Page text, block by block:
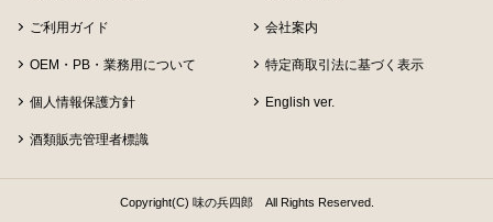
ご利用ガイド 会社案内
OEM・PB・業務用について 特定商取引法に基づく表示
個人情報保護方針 English ver.
酒類販売管理者標識
Copyright(C) 味の兵四郎 All Rights Reserved.